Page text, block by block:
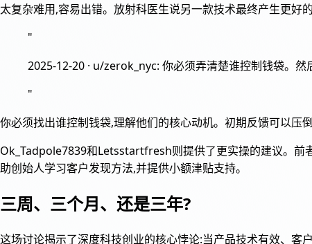
太复杂难用,容易出错。放射科医生说另一款技术最终产生更
"
2025-12-20 · u/zerok_nyc: 你必须弄清楚谁控制钱袋。
"
你必须找出谁控制钱袋,理解他们的核心动机。初期反馈可以压
Ok_Tadpole7839和Letsstartfresh则提供了更实操的建议。前
助创始人学习客户发现方法,并提供小额津贴支持。
三周、三个月、还是三年?
这场讨论揭示了深度科技创业的核心悖论:当产品技术有效、